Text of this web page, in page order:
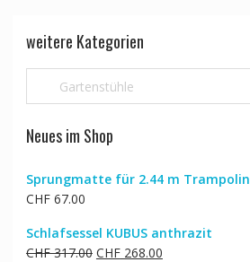
weitere Kategorien
Gartenstühle
Neues im Shop
Sprungmatte für 2.44 m Trampolin
CHF67.00
Schlafsessel KUBUS anthrazit
CHF317.00 Ursprünglicher
CHF268.00Aktueller